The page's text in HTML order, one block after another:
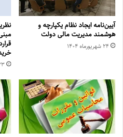
آیین‌نامه ایجاد نظام یکپارچه و
هوشمند مدیریت مالی دولت
۲۴ شهریور‌ماه ۱۴۰۴
۲۳